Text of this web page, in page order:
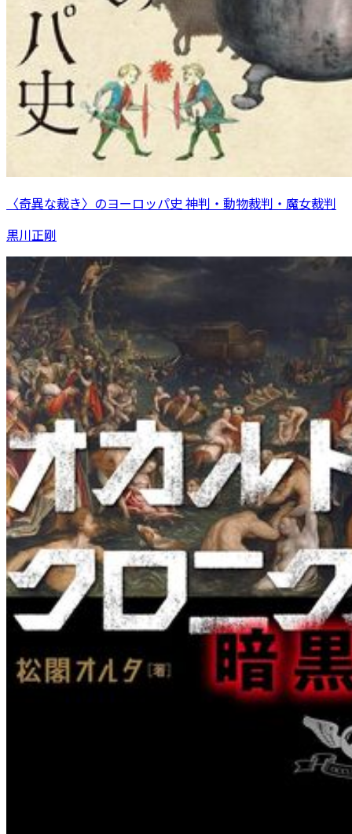
〈奇異な裁き〉のヨーロッパ史 神判・動物裁判・魔女裁判
黒川正剛